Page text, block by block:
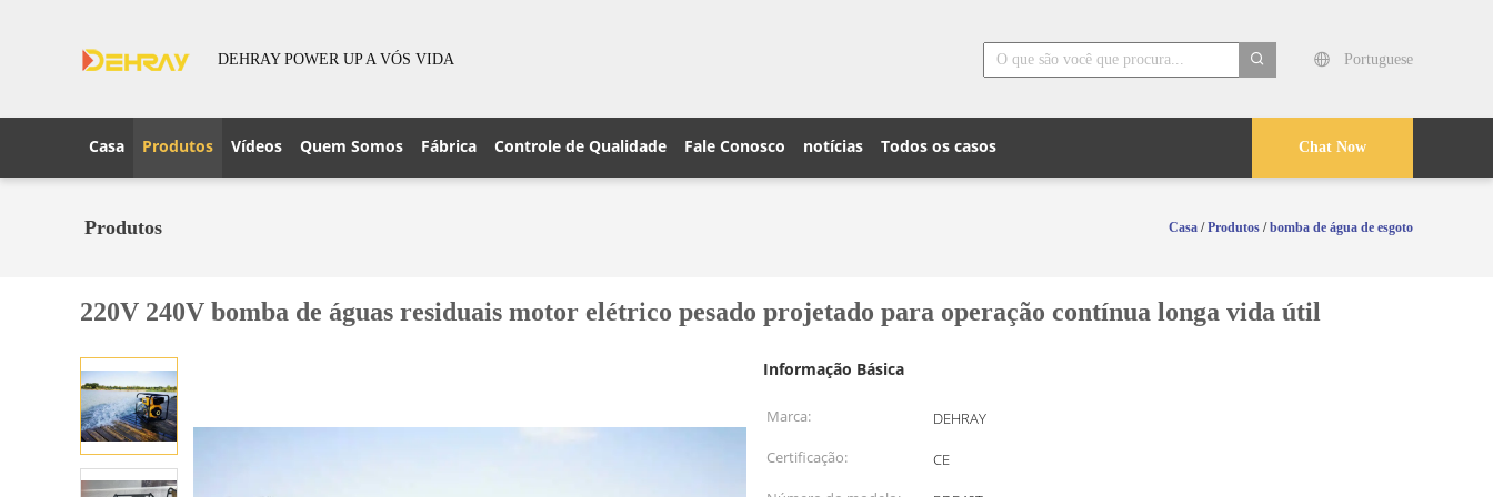
DEHRAY POWER UP A VÓS VIDA
Portuguese
Chat Now
Casa Produtos Vídeos Quem Somos Fábrica Controle de Qualidade Fale Conosco notícias Todos os casos
Produtos Casa /Produtos /bomba de água de esgoto
220V 240V bomba de águas residuais motor elétrico pesado projetado para operação contínua longa vida útil
Informação Básica
Marca:
DEHRAY
Certificação:
CE